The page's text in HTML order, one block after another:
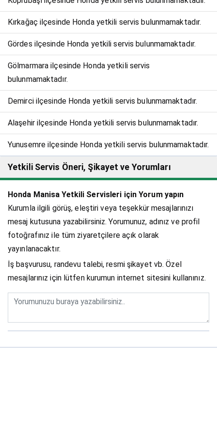
Kırkağaç ilçesinde Honda yetkili servis bulunmamaktadır.
Gördes ilçesinde Honda yetkili servis bulunmamaktadır.
Gölmarmara ilçesinde Honda yetkili servis
bulunmamaktadır.
Demirci ilçesinde Honda yetkili servis bulunmamaktadır.
Alaşehir ilçesinde Honda yetkili servis bulunmamaktadır.
Yunusemre ilçesinde Honda yetkili servis bulunmamaktadır.
Yetkili Servis Öneri, Şikayet ve Yorumları
Honda Manisa Yetkili Servisleri için Yorum yapın
Kurumla ilgili görüş, eleştiri veya teşekkür mesajlarınızı
mesaj kutusuna yazabilirsiniz. Yorumunuz, adınız ve profil
fotoğrafınız ile tüm ziyaretçilere açık olarak
yayınlanacaktır.
İş başvurusu, randevu talebi, resmi şikayet vb. Özel
mesajlarınız için lütfen kurumun internet sitesini kullanınız.